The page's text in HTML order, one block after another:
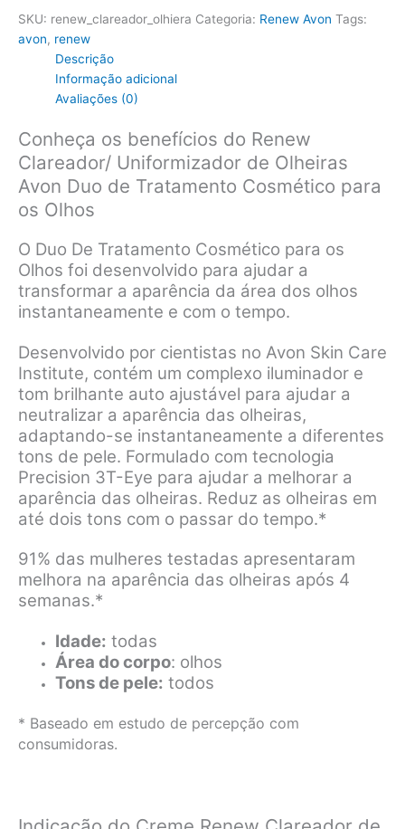
SKU: renew_clareador_olhiera Categoria: Renew Avon Tags:
avon, renew
Descrição
Informação adicional
Avaliações (0)
Conheça os benefícios do Renew
Clareador/ Uniformizador de Olheiras
Avon Duo de Tratamento Cosmético para
os Olhos
O Duo De Tratamento Cosmético para os
Olhos foi desenvolvido para ajudar a
transformar a aparência da área dos olhos
instantaneamente e com o tempo.
Desenvolvido por cientistas no Avon Skin Care
Institute, contém um complexo iluminador e
tom brilhante auto ajustável para ajudar a
neutralizar a aparência das olheiras,
adaptando-se instantaneamente a diferentes
tons de pele. Formulado com tecnologia
Precision 3T-Eye para ajudar a melhorar a
aparência das olheiras. Reduz as olheiras em
até dois tons com o passar do tempo.*
91% das mulheres testadas apresentaram
melhora na aparência das olheiras após 4
semanas.*
Idade: todas
Área do corpo: olhos
Tons de pele: todos
* Baseado em estudo de percepção com
consumidoras.